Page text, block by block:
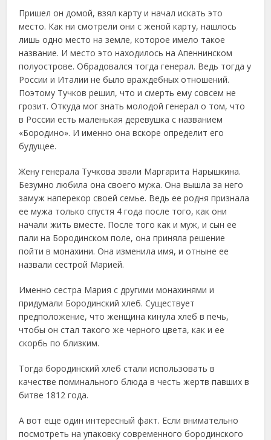
Пришел он домой, взял карту и начал искать это
место. Как ни смотрели они с женой карту, нашлось
лишь одно место на земле, которое имело такое
название. И место это находилось на Апеннинском
полуострове. Обрадовался тогда генерал. Ведь тогда у
России и Италии не было враждебных отношений.
Поэтому Тучков решил, что и смерть ему совсем не
грозит. Откуда мог знать молодой генерал о том, что
в России есть маленькая деревушка с названием
«Бородино». И именно она вскоре определит его
будущее.
Жену генерала Тучкова звали Маргарита Нарышкина.
Безумно любила она своего мужа. Она вышла за него
замуж наперекор своей семье. Ведь ее родня признала
ее мужа только спустя 4 года после того, как они
начали жить вместе. После того как и муж, и сын ее
пали на Бородинском поле, она приняла решение
пойти в монахини. Она изменила имя, и отныне ее
назвали сестрой Марией.
Именно сестра Мария с другими монахинями и
придумали Бородинский хлеб. Существует
предположение, что женщина кинула хлеб в печь,
чтобы он стал такого же черного цвета, как и ее
скорбь по близким.
Тогда бородинский хлеб стали использовать в
качестве поминального блюда в честь жертв павших в
битве 1812 года.
А вот еще один интересный факт. Если внимательно
посмотреть на упаковку современного бородинского